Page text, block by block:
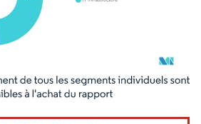
La réutilisation nécessite une attribution sous CC BY